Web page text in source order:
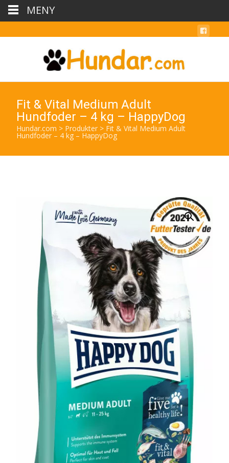
Fit & Vital Medium Adult
Hundfoder – 4 kg – HappyDog
Hundar.com > Produkter > Fit & Vital Medium Adult
Hundfoder – 4 kg – HappyDog
MENY